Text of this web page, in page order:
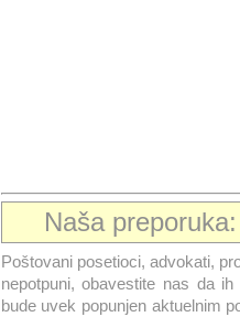
Naša
Poštovani posetioci, advokati,
nepotpuni, obavestite nas da
bude uvek popunjen aktuelnim